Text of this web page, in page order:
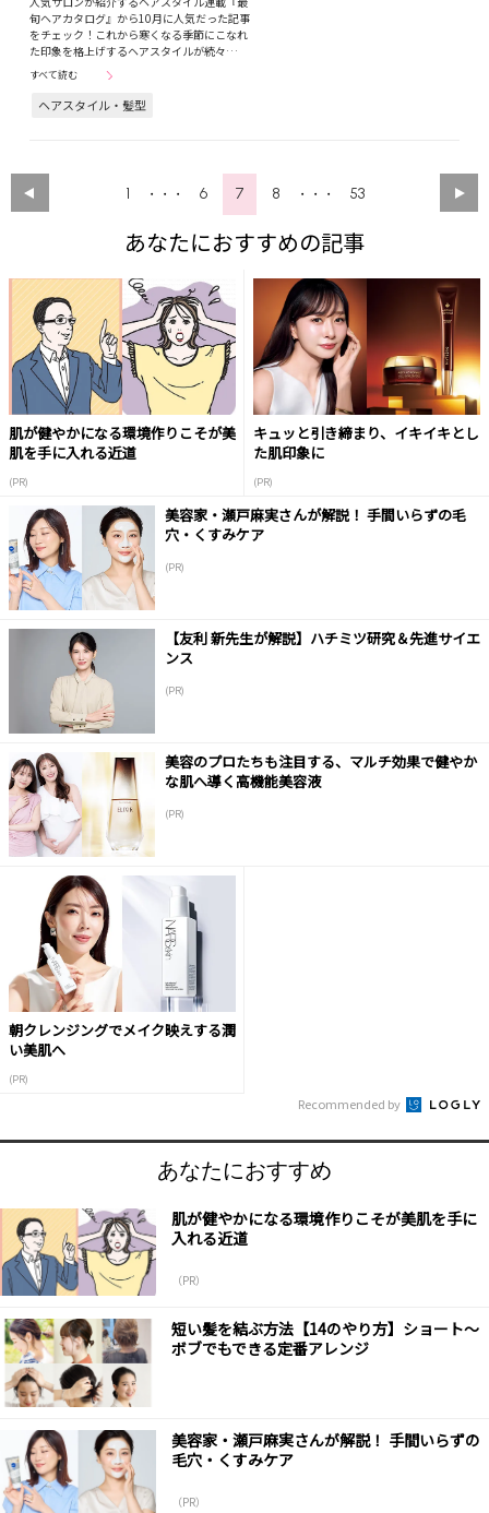
旬ヘアカタログ』から10月に人気だった記事
をチェック！これから寒くなる季節にこなれ
た印象を格上げするヘアスタイルが続々…
すべて読む
ヘアスタイル・髪型
1 ・・・ 6 7 8 ・・・ 53
あなたにおすすめの記事
肌が健やかになる環境作りこそが美
肌を手に入れる近道
(PR)
キュッと引き締まり、イキイキとし
た肌印象に
(PR)
美容家・瀬戸麻実さんが解説！ 手間いらずの毛
穴・くすみケア
(PR)
【友利 新先生が解説】ハチミツ研究＆先進サイエ
ンス
(PR)
美容のプロたちも注目する、マルチ効果で健やか
な肌へ導く高機能美容液
(PR)
朝クレンジングでメイク映えする潤
い美肌へ
(PR)
Recommended by
あなたにおすすめ
肌が健やかになる環境作りこそが美肌を手に
入れる近道
（PR）
短い髪を結ぶ方法【14のやり方】ショート～
ボブでもできる定番アレンジ
美容家・瀬戸麻実さんが解説！ 手間いらずの
毛穴・くすみケア
（PR）